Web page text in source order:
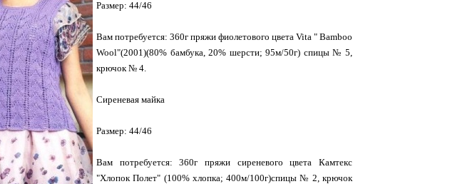
Размер: 44/46
Вам потребуется: 360г пряжи фиолетового цвета Vita " Bamboo
Wool"(2001)(80% бамбука, 20% шерсти; 95м/50г) спицы № 5,
крючок № 4.
Сиреневая майка
Размер: 44/46
Вам потребуется: 360г пряжи сиреневого цвета Камтекс
"Хлопок Полет" (100% хлопка; 400м/100г)спицы № 2, крючок